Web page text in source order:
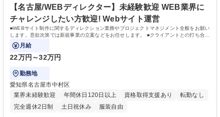
ム
す。 学歴・資格 学歴：大学院 大学 高専 短大 専修学校 高校 語学力： 資
格：
【名古屋/WEBディレクター】未経験歓迎 WEB業界に
チャレンジしたい方歓迎! Webサイト運営
■WEBサイト制作に関するディレクション業務やプロジェクトマネジメント全般をお願い
します。意欲次第では新規事業の立案などをお任せします。 ■クライアントとの打ち合わ
せ■企画書や提案書の作成/プレゼンなど
月給
22万円～32万円
勤務地
愛知県名古屋市中村区
業界未経験歓迎
年間休日120日以上 資格取得支援あり
転勤なし
完全週休2日制
土日祝休み 服装自由